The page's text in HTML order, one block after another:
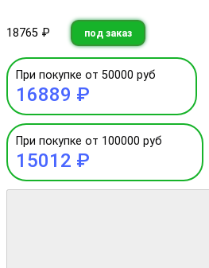
18765 ₽ под заказ
При покупке от 50000 руб
16889 ₽
При покупке от 100000 руб
15012 ₽